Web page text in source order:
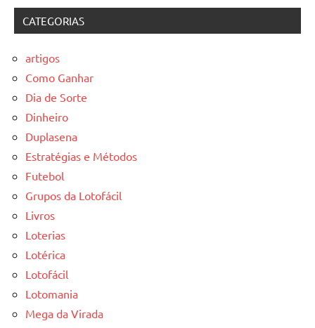
CATEGORIAS
artigos
Como Ganhar
Dia de Sorte
Dinheiro
Duplasena
Estratégias e Métodos
Futebol
Grupos da Lotofácil
Livros
Loterias
Lotérica
Lotofácil
Lotomania
Mega da Virada